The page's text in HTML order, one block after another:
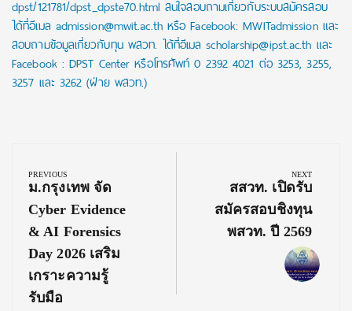
dpst/121781/dpst_dpste70.html สนใจสอบถามเกี่ยวกับระบบสมัครสอบ
ได้ที่อีเมล admission@mwit.ac.th หรือ Facebook: MWITadmission และ
สอบถามข้อมูลเกี่ยวกับทุน พสวท. ได้ที่อีเมล scholarship@ipst.ac.th และ
Facebook : DPST Center หรือโทรศัพท์ 0 2392 4021 ต่อ 3253, 3255,
3257 และ 3262 (ฝ่าย พสวท.)
navigation
PREVIOUS
Previous
Post:
ม.กรุงเทพ จัด
Cyber Evidence
& AI Forensics
Day 2026 เสริม
เกราะความรู้
รับมือ
NEXT
Next
Post:
สสวท. เปิดรับ
สมัครสอบชิงทุน
พสวท. ปี 2569